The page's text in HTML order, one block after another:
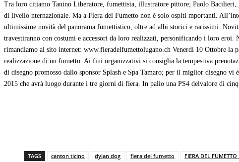
Tra loro citiamo Tanino Liberatore, fumettista, illustratore pittore; Paolo Bacilieri,
di livello nternazionale. Ma a Fiera del Fumetto non è solo ospiti mportanti.
ultimissime novità del panorama fumettistico, oltre ad albi storici e rarissimi.
travestiranno con costumi e accessori da loro realizzati, personificando i loro
rimandiamo al sito internet: www.fieradelfumettolugano.ch Venerdì 10 Ottobre la
realizzazione di un fumetto. Ai fini organizzativi si consiglia la tempestiva
di disegno promosso dallo sponsor Splash e Spa Tamaro; per il miglior disegno
2015 che avrà luogo durante i tre giorni di fiera. In palio una PS4 delvalore di
TAGS canton ticino dylan dog fiera del fumetto FIERA DEL